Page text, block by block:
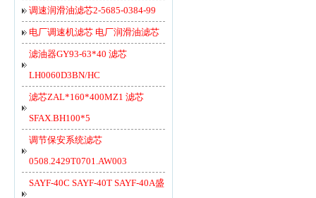
调速润滑油滤芯2-5685-0384-99
电厂调速机滤芯 电厂润滑油滤芯
滤油器GY93-63*40 滤芯
LH0060D3BN/HC
滤芯ZAL*160*400MZ1 滤芯
SFAX.BH100*5
调节保安系统滤芯
0508.2429T0701.AW003
SAYF-40C SAYF-40T SAYF-40A盛